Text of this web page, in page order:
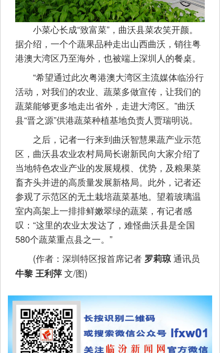
小菜心长成“致富菜”，曲沃县菜农笑开颜。
据介绍，一个个蔬果品种走出山西曲沃，销往粤
港澳大湾区乃至海外，也被端上深圳人的餐桌。
“希望通过此次粤港澳大湾区主流媒体临汾行
活动，对我们的农业、蔬菜多做宣传，让我们的
蔬菜能够更多地走出省外，走进大湾区。”曲沃
县“晋之源”供港蔬菜种植基地负责人贾瑞明说。
之后，记者一行来到曲沃智慧果蔬产业示范
区，曲沃县农业农村局局长谢新民向大家介绍了
当地特色农业产业的发展规模、优势，及粮果菜
畜齐头并进的高质量发展新格局。此外，记者还
参观了示范区的无土栽培蔬菜基地。望着玻璃温
室内高架上一排排鲜嫩翠绿的蔬菜，有记者感
叹：“这里的农业太发达了，难怪曲沃县是全国
580个蔬菜重点县之一。”
(作者：深圳特区报首席记者 罗莉琼通讯员
牛黎 王利萍文/图)